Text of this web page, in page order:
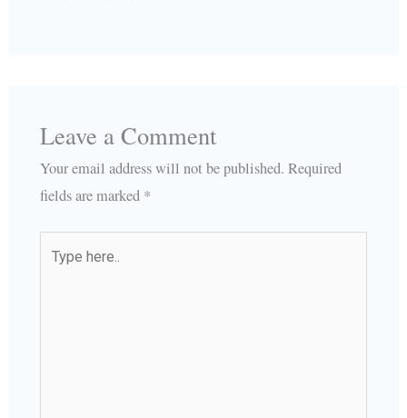
Leave a Comment
Your email address will not be published. Required
fields are marked *